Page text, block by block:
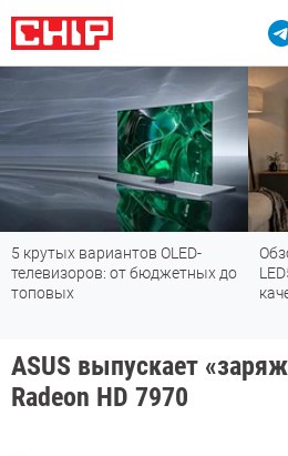
вариантов OLED-
от бюджетных до
Обзор
ASUS выпускает
Radeon HD 7970